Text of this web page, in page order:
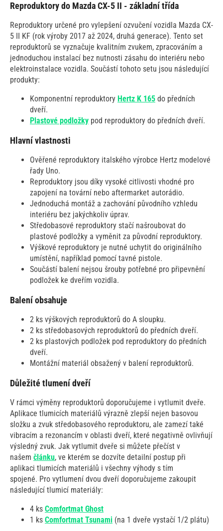
Reproduktory do Mazda CX-5 II - základní třída
Reproduktory určené pro vylepšení ozvučení vozidla Mazda CX-
5 II KF (rok výroby 2017 až 2024, druhá generace). Tento set
reproduktorů se vyznačuje kvalitním zvukem, zpracováním a
jednoduchou instalací bez nutnosti zásahu do interiéru nebo
elektroinstalace vozidla. Součástí tohoto setu jsou následující
produkty:
Komponentní reproduktory Hertz K 165 do předních
dveří.
Plastové podložky pod reproduktory do předních dveří.
Hlavní vlastnosti
Ověřené reproduktory italského výrobce Hertz modelové
řady Uno.
Reproduktory jsou díky vysoké citlivosti vhodné pro
zapojení na tovární nebo aftermarket autorádio.
Jednoduchá montáž a zachování původního vzhledu
interiéru bez jakýchkoliv úprav.
Středobasové reproduktory stačí našroubovat do
plastové podložky a vyměnit za původní reproduktory.
Výškové reproduktory je nutné uchytit do originálního
umístění, například pomocí tavné pistole.
Součástí balení nejsou šrouby potřebné pro připevnění
podložek ke dveřím vozidla.
Balení obsahuje
2 ks výškových reproduktorů do A sloupku.
2 ks středobasových reproduktorů do předních dveří.
2 ks plastových podložek pod reproduktory do předních
dveří.
Montážní materiál obsažený v balení reproduktorů.
Důležité tlumení dveří
V rámci výměny reproduktorů doporučujeme i vytlumit dveře.
Aplikace tlumicích materiálů výrazně zlepší nejen basovou
složku a zvuk středobasového reproduktoru, ale zamezí také
vibracím a rezonancím v oblasti dveří, které negativně ovlivňují
výsledný zvuk. Jak vytlumit dveře si můžete přečíst v
našem článku, ve kterém se dozvíte detailní postup při
aplikaci tlumicích materiálů i všechny výhody s tím
spojené. Pro vytlumení dvou dveří doporučujeme zakoupit
následující tlumicí materiály:
4 ks Comfortmat Ghost
1 ks Comfortmat Tsunami (na 1 dveře vystačí 1/2 plátu)